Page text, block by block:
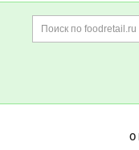
Важные
Навигация по О